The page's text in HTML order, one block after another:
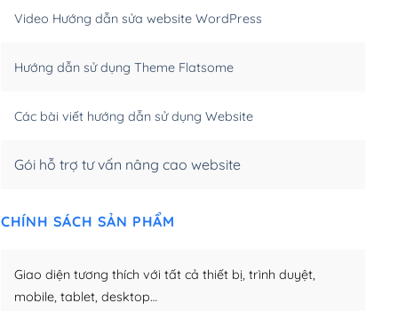
(+950,000₫)
Video Hướng dẫn sửa website WordPress
Hướng dẫn sử dụng Theme Flatsome
Các bài viết hướng dẫn sử dụng Website
Gói hỗ trợ tư vấn nâng cao website
CHÍNH SÁCH SẢN PHẨM
Giao diện tương thích với tất cả thiết bị, trình duyệt,
mobile, tablet, desktop…